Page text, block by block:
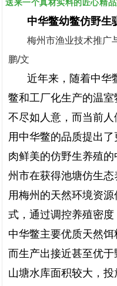
送来一个真材实料的匠心精品
中华鳖幼鳖仿野生
梅州市渔业技术推广
鹏/文
近年来，随着中华
鳖和工厂化生产的温
不尽如人意，而当前
用中华鳖的品质提出了
肉鲜美的仿野生养殖
州市在获得池塘仿生
用梅州的天然环境资
式，通过调控养殖密
中华鳖主要优质天然
而生产出接近甚至优
山塘水库面积较大，